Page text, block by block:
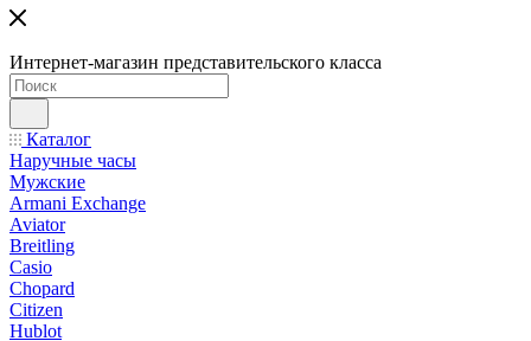
Интернет-магазин представительского класса
Каталог
Наручные часы
Мужские
Armani Exchange
Aviator
Breitling
Casio
Chopard
Citizen
Hublot